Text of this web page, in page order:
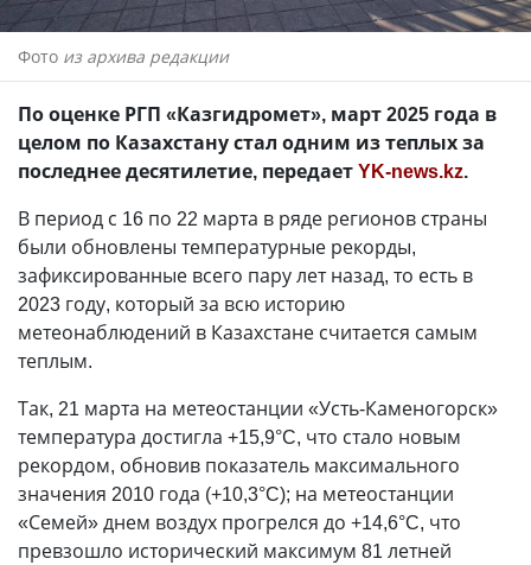
Фото из архива редакции
По оценке РГП «Казгидромет», март 2025 года в
целом по Казахстану стал одним из теплых за
последнее десятилетие, передаетYK-news.kz.
В период с 16 по 22 марта в ряде регионов страны
были обновлены температурные рекорды,
зафиксированные всего пару лет назад, то есть в
2023 году, который за всю историю
метеонаблюдений в Казахстане считается самым
теплым.
Так, 21 марта на метеостанции «Усть-Каменогорск»
температура достигла +15,9°C, что стало новым
рекордом, обновив показатель максимального
значения 2010 года (+10,3°C); на метеостанции
«Семей» днем воздух прогрелся до +14,6°C, что
превзошло исторический максимум 81 летней